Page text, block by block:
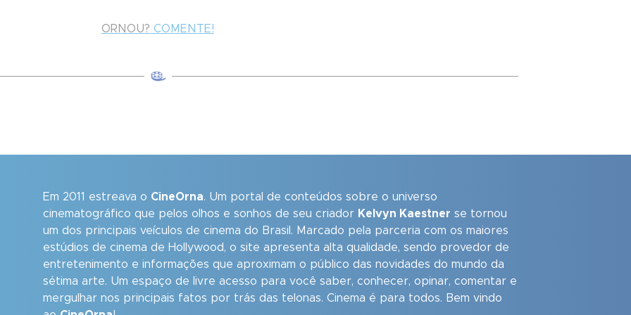
ORNOU? COMENTE!
Em 2011 estreava o CineOrna. Um portal de conteúdos sobre o universo
cinematográfico que pelos olhos e sonhos de seu criador Kelvyn Kaestner se tornou
um dos principais veículos de cinema do Brasil. Marcado pela parceria com os maiores
estúdios de cinema de Hollywood, o site apresenta alta qualidade, sendo provedor de
entretenimento e informações que aproximam o público das novidades do mundo da
sétima arte. Um espaço de livre acesso para você saber, conhecer, opinar, comentar e
mergulhar nos principais fatos por trás das telonas. Cinema é para todos. Bem vindo